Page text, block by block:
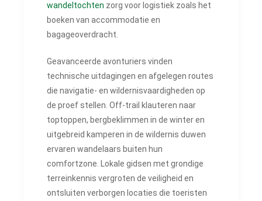
wandeltochten zorg voor logistiek zoals het
boeken van accommodatie en
bagageoverdracht.
Geavanceerde avonturiers vinden
technische uitdagingen en afgelegen routes
die navigatie- en wildernisvaardigheden op
de proef stellen. Off-trail klauteren naar
toptoppen, bergbeklimmen in de winter en
uitgebreid kamperen in de wildernis duwen
ervaren wandelaars buiten hun
comfortzone. Lokale gidsen met grondige
terreinkennis vergroten de veiligheid en
ontsluiten verborgen locaties die toeristen